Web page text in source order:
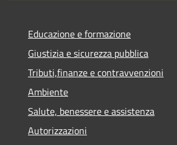
Educazione e formazione
Giustizia e sicurezza pubblica
Tributi,finanze e contravvenzioni
Ambiente
Salute, benessere e assistenza
Autorizzazioni